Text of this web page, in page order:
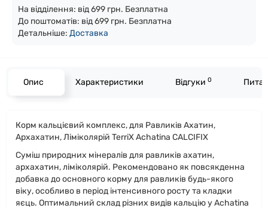
На відділення: від 699 грн. Безплатна
До поштоматів: від 699 грн. Безплатна
Детальніше: Доставка
Опис Характеристики Відгуки 0
Корм кальцієвий комплекс, для Равликів Ахатин,
Архахатин, Ліміколярій TerriX Achatina CALCIFIX
Суміш природних мінералів для равликів ахатин,
архахатин, ліміколярій. Рекомендовано як повсякденна
добавка до основного корму для равликів будь-якого
віку, особливо в період інтенсивного росту та кладки
яєць. Оптимальний склад різних видів кальцію у Achatina